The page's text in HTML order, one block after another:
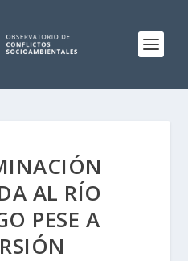
AL RÍO
PESE A